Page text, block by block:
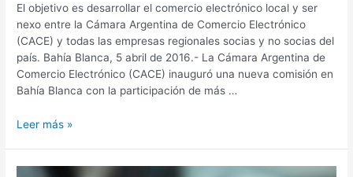
El objetivo es desarrollar el comercio electrónico local y ser
nexo entre la Cámara Argentina de Comercio Electrónico
(CACE) y todas las empresas regionales socias y no socias del
país. Bahía Blanca, 5 abril de 2016.- La Cámara Argentina de
Comercio Electrónico (CACE) inauguró una nueva comisión en
Bahía Blanca con la participación de más …
Leer más »